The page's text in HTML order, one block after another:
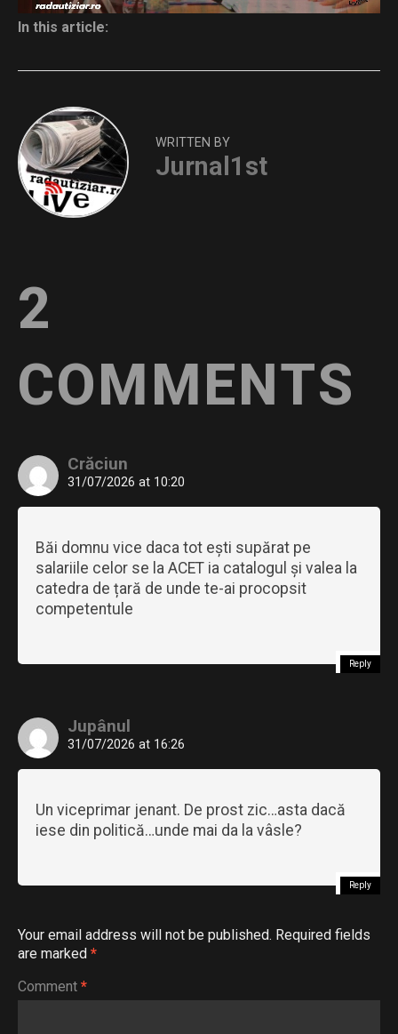
In this article:
WRITTEN BY
Jurnal1st
2
COMMENTS
Crăciun
31/07/2026 at 10:20
Băi domnu vice daca tot ești supărat pe
salariile celor se la ACET ia catalogul și valea la
catedra de țară de unde te-ai procopsit
competentule
Reply
Jupânul
31/07/2026 at 16:26
Un viceprimar jenant. De prost zic…asta dacă
iese din politică…unde mai da la vâsle?
Reply
Your email address will not be published. Required fields
are marked *
Comment *